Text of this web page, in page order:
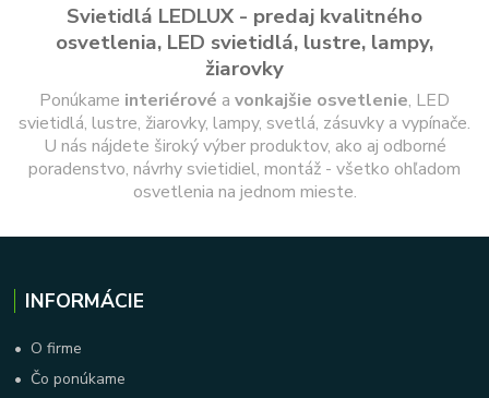
Svietidlá LEDLUX - predaj kvalitného
osvetlenia, LED svietidlá, lustre, lampy,
žiarovky
Ponúkame interiérové a vonkajšie osvetlenie, LED
svietidlá, lustre, žiarovky, lampy, svetlá, zásuvky a vypínače.
U nás nájdete široký výber produktov, ako aj odborné
poradenstvo, návrhy svietidiel, montáž - všetko ohľadom
osvetlenia na jednom mieste.
INFORMÁCIE
• O firme
• Čo ponúkame